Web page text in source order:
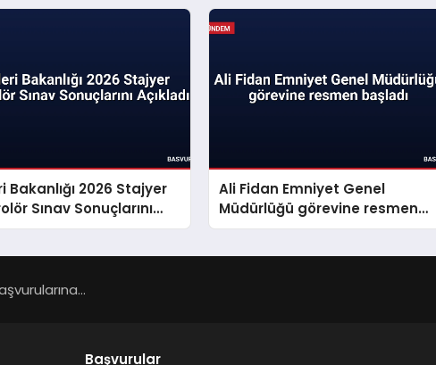
Bakanlığı 2026 Stajyer
Sınav Sonuçlarını
Ali Fidan Emniyet Genel
Müdürlüğü görevine resmen
başladı
Başvurular